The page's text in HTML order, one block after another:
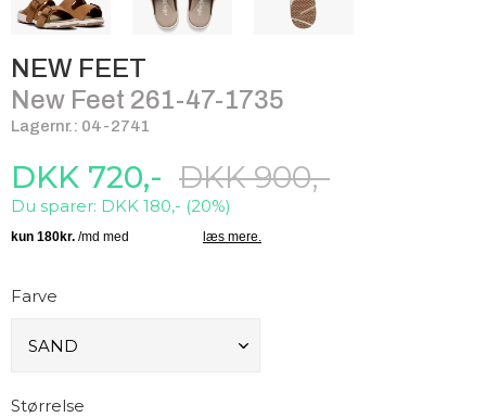
NEW FEET
New Feet 261-47-1735
Lagernr.: 04-2741
DKK 900,-
Du sparer: DKK 180,- (20%)
DKK 720,-
Farve
Størrelse